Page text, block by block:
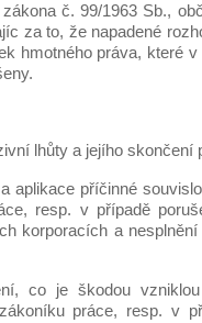
č. 99/1963 Sb.,
za to, že napadené
hmotného práva, které
lhůty a jejího skončení
aplikace příčinné
resp. v případě
korporacích a
co je škodou
práce, resp. v